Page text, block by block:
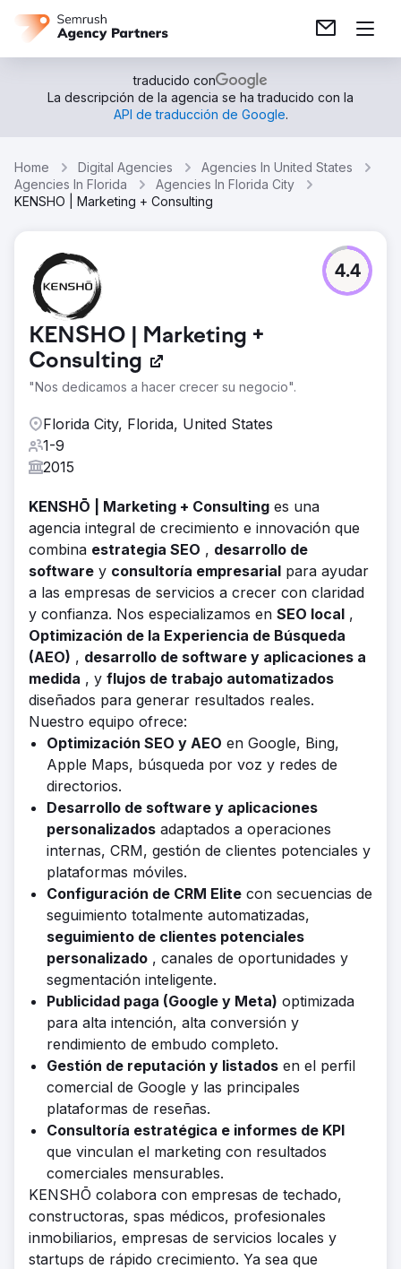
traducido con
La descripción de la agencia se ha traducido con la
API de traducción de Google.
Home Digital Agencies
Agencies In United States
Agencies In Florida
Agencies In Florida City
KENSHO | Marketing + Consulting
KENSHO | Marketing +
Consulting
"Nos dedicamos a hacer crecer su negocio".
4.4
Florida City, Florida, United States
1-9
2015
KENSHŌ | Marketing + Consulting es una
agencia integral de crecimiento e innovación que
combina estrategia SEO , desarrollo de
software y consultoría empresarial para ayudar
a las empresas de servicios a crecer con claridad
y confianza. Nos especializamos en SEO local ,
Optimización de la Experiencia de Búsqueda
(AEO) , desarrollo de software y aplicaciones a
medida , y flujos de trabajo automatizados
diseñados para generar resultados reales.
Nuestro equipo ofrece:
Optimización SEO y AEO en Google, Bing,
Apple Maps, búsqueda por voz y redes de
directorios.
Desarrollo de software y aplicaciones
personalizados adaptados a operaciones
internas, CRM, gestión de clientes potenciales y
plataformas móviles.
Configuración de CRM Elite con secuencias de
seguimiento totalmente automatizadas,
seguimiento de clientes potenciales
personalizado , canales de oportunidades y
segmentación inteligente.
Publicidad paga (Google y Meta) optimizada
para alta intención, alta conversión y
rendimiento de embudo completo.
Gestión de reputación y listados en el perfil
comercial de Google y las principales
plataformas de reseñas.
Consultoría estratégica e informes de KPI
que vinculan el marketing con resultados
comerciales mensurables.
KENSHŌ colabora con empresas de techado,
constructoras, spas médicos, profesionales
inmobiliarios, empresas de servicios locales y
startups de rápido crecimiento. Ya sea que